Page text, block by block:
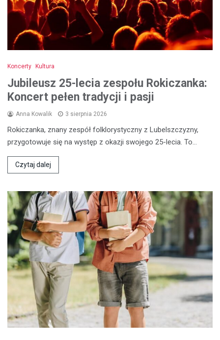
Koncerty Kultura
Jubileusz 25-lecia zespołu Rokiczanka:
Koncert pełen tradycji i pasji
Anna Kowalik 3 sierpnia 2026
Rokiczanka, znany zespół folklorystyczny z Lubelszczyzny,
przygotowuje się na występ z okazji swojego 25-lecia. To…
Czytaj dalej